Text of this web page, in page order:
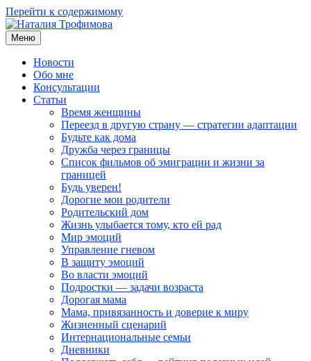
Перейти к содержимому
Наталия Трофимова
Психолог онлайн
Меню
Новости
Обо мне
Консультации
Статьи
Время женщины
Переезд в другую страну — стратегии адаптации
Будьте как дома
Дружба через границы
Список фильмов об эмиграции и жизни за
границей
Будь уверен!
Дорогие мои родители
Родительский дом
Жизнь улыбается тому, кто ей рад
Мир эмоций
Управление гневом
В защиту эмоций
Во власти эмоций
Подростки — задачи возраста
Дорогая мама
Мама, привязанность и доверие к миру
Жизненный сценарий
Интернациональные семьи
Дневники